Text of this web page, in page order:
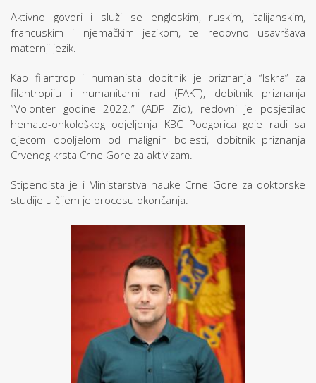
Aktivno govori i služi se engleskim, ruskim, italijanskim,
francuskim i njemačkim jezikom, te redovno usavršava
maternji jezik.
Kao filantrop i humanista dobitnik je priznanja “Iskra” za
filantropiju i humanitarni rad (FAKT), dobitnik priznanja
“Volonter godine 2022.” (ADP Zid), redovni je posjetilac
hemato-onkološkog odjeljenja KBC Podgorica gdje radi sa
djecom oboljelom od malignih bolesti, dobitnik priznanja
Crvenog krsta Crne Gore za aktivizam.
Stipendista je i Ministarstva nauke Crne Gore za doktorske
studije u čijem je procesu okončanja.